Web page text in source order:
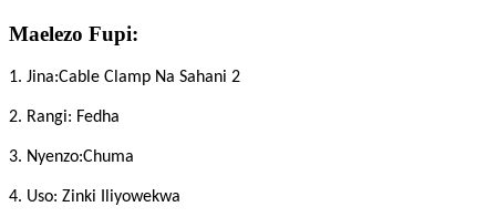
Maelezo Fupi:
1. Jina:Cable Clamp Na Sahani 2
2. Rangi: Fedha
3. Nyenzo:Chuma
4. Uso: Zinki Iliyowekwa